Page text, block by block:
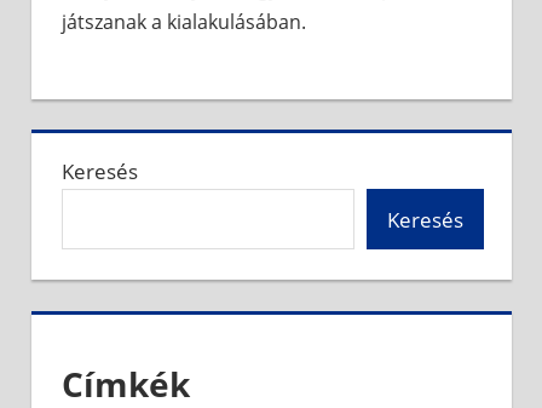
játszanak a kialakulásában.
Keresés
Keresés
Címkék